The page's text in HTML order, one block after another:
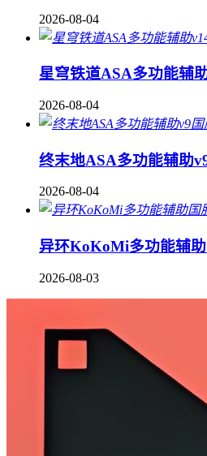
2026-08-04
星穹铁道ASA多功能辅
2026-08-04
终末地ASA多功能辅助
2026-08-04
异环KoKoMi多功能辅
2026-08-03